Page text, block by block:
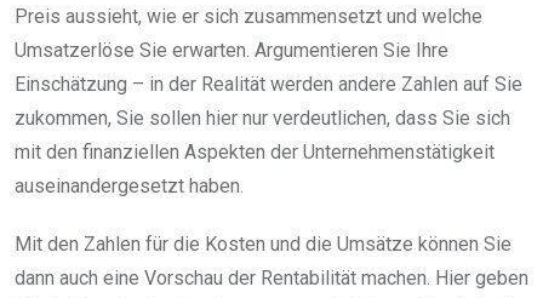
Preis aussieht, wie er sich zusammensetzt und welche
Umsatzerlöse Sie erwarten. Argumentieren Sie Ihre
Einschätzung – in der Realität werden andere Zahlen auf Sie
zukommen, Sie sollen hier nur verdeutlichen, dass Sie sich
mit den finanziellen Aspekten der Unternehmenstätigkeit
auseinandergesetzt haben.
Mit den Zahlen für die Kosten und die Umsätze können Sie
dann auch eine Vorschau der Rentabilität machen. Hier geben